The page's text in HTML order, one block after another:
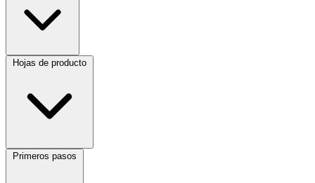
Hojas de producto
Primeros pasos